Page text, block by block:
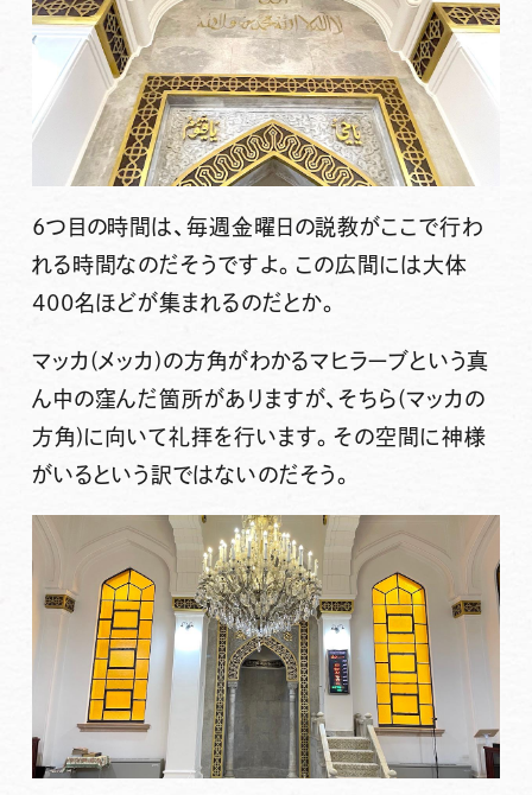
6つ目の時間は、毎週金曜日の説教がここで行わ
れる時間なのだそうですよ。この広間には大体
400名ほどが集まれるのだとか。
マッカ(メッカ)の方角がわかるマヒラーブという真
ん中の窪んだ箇所がありますが、そちら(マッカの
方角)に向いて礼拝を行います。その空間に神様
がいるという訳ではないのだそう。